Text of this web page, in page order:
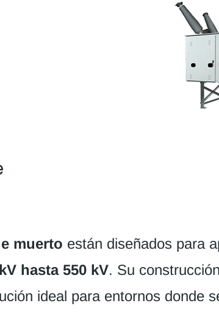
muerto están diseñados para
hasta 550 kV. Su
ideal para entornos donde